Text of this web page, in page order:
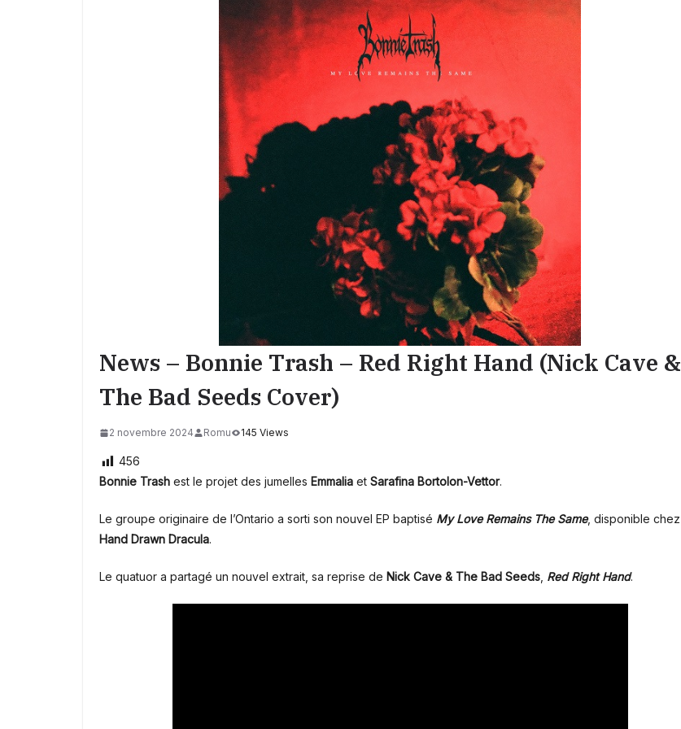
News – Bonnie Trash – Red Right Hand (Nick Cave &
The Bad Seeds Cover)
2 novembre 2024 Romu 145 Views
456
Bonnie Trash est le projet des jumelles Emmalia et Sarafina Bortolon-Vettor.
Le groupe originaire de l’Ontario a sorti son nouvel EP baptisé My Love Remains The Same, disponible chez
Hand Drawn Dracula.
Le quatuor a partagé un nouvel extrait, sa reprise de Nick Cave & The Bad Seeds Red Right Hand.